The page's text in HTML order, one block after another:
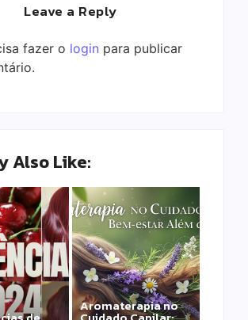
Leave a Reply
fazer o login para publicar
Also Like:
Aromaterapia no
Por